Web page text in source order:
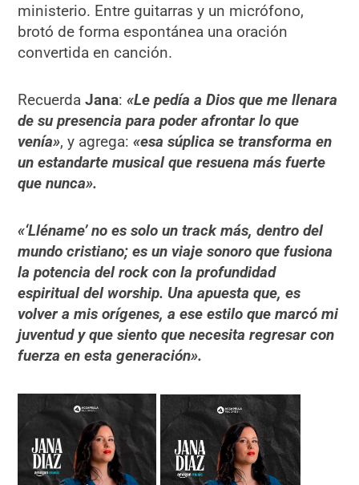
ministerio. Entre guitarras y un micrófono,
brotó de forma espontánea una oración
convertida en canción.
RecuerdaJana:«Le pedía a Dios que me llenara
de su presencia para poder afrontar lo que
venía», y agrega:«esa súplica se transforma en
un estandarte musical que resuena más fuerte
que nunca».
«‘Lléname’ no es solo un track más, dentro del
mundo cristiano; es un viaje sonoro que fusiona
la potencia del rock con la profundidad
espiritual del worship. Una apuesta que, es
volver a mis orígenes, a ese estilo que marcó mi
juventud y que siento que necesita regresar con
fuerza en esta generación».